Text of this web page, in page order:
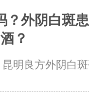
？外阴白斑
？
明良方外阴白